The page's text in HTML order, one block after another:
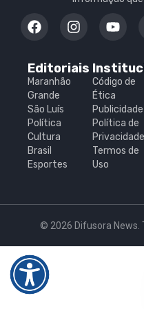
Editoriais
Maranhão
Grande
São Luís
Política
Cultura
Brasil
Esportes
Código de
Ética
Publicidade
Política de
Privacidade
Termos de
Uso
© 2026 Difusora News.